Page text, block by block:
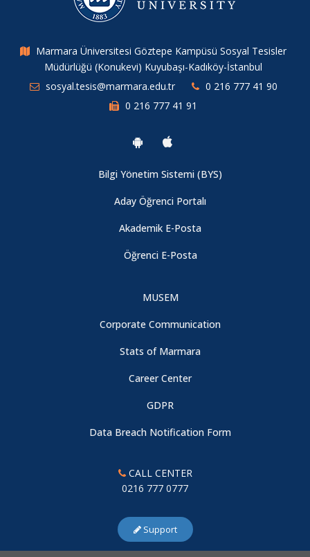
Marmara Üniversitesi Göztepe Kampüsü Sosyal Tesisler
Müdürlüğü (Konukevi) Kuyubaşı-Kadıköy-İstanbul
sosyal.tesis@marmara.edu.tr
0 216 777 41 90
0 216 777 41 91
Bilgi Yönetim Sistemi (BYS)
Aday Öğrenci Portalı
Akademik E-Posta
Öğrenci E-Posta
MUSEM
Corporate Communication
Stats of Marmara
Career Center
GDPR
Data Breach Notification Form
CALL CENTER
0216 777 0777
Support